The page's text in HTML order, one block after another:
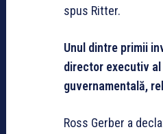
spus Ritter.
Unul dintre primii
director executiv
guvernamentală,
Ross Gerber a